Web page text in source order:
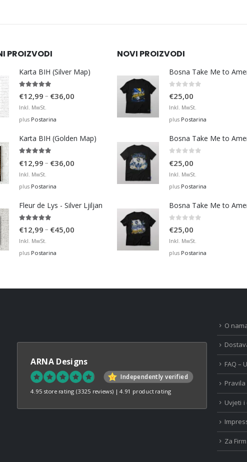
PROIZVODI
Karta BIH (Silver Map)
€12,99 – €36,00
€36,00
Inkl. MwSt.
plus Postarina
Karta BIH (Golden Map)
€12,99 – €36,00
€36,00
Inkl. MwSt.
plus Postarina
Fleur de Lys - Silver Ljiljan
€12,99 – €45,00
Inkl. MwSt.
plus Postarina
NOVI PROIZVODI
€25,00
Inkl. MwSt.
plus Postarina
€25,00
Inkl. MwSt.
plus Postarina
€25,00
Inkl. MwSt.
plus Postarina
ARNA Designs
Independently verified
4.95 store rating (3325 reviews) |4.91 product rating
O
FAQ –
Uvjeti
Za